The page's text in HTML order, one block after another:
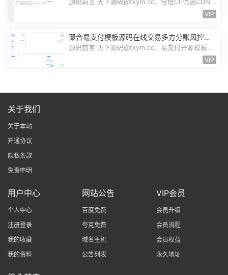
VIP
聚合易支付模板源码在线交易多方分账风控管
理资金管理结算管理FTPRO模板零云支付
源码前言 天下源码@txym.cc，易支付开源模板，
VIP
关于我们
关于本站
开通协议
隐私条款
免责申明
用户中心
个人中心
注册登录
我的收藏
我的资料
网站公告
百度免费
夸克免费
域名主机
公告列表
VIP会员
会员升级
会员流程
会员权益
永久地址